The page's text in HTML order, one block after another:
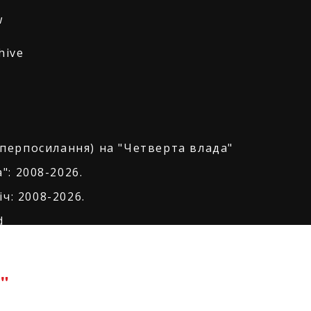
на "Четверта влада"
2008-2026.
2008-2026.